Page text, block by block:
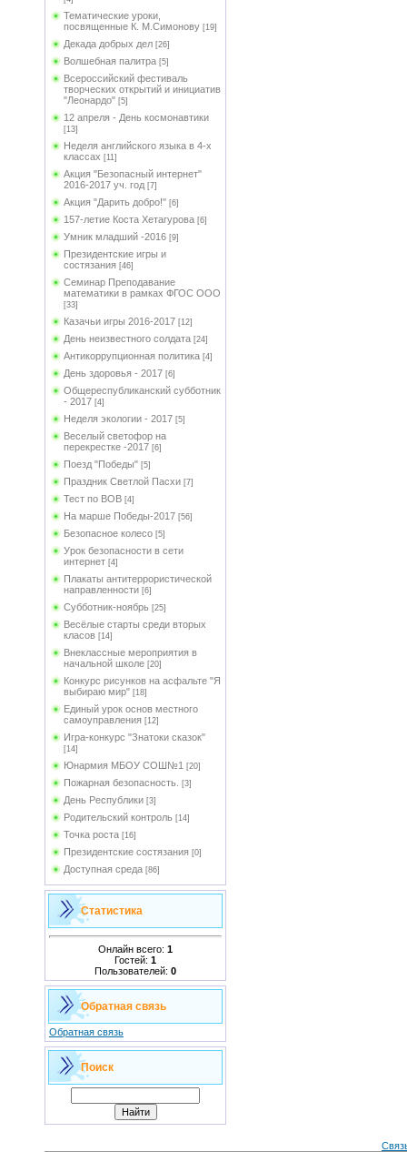
Тематические уроки,
посвященные К. М.Симонову [19]
Декада добрых дел [26]
Волшебная палитра [5]
Всероссийский фестиваль
творческих открытий и инициатив
"Леонардо" [5]
12 апреля - День космонавтики
[13]
Неделя английского языка в 4-х
классах [11]
Акция "Безопасный интернет"
2016-2017 уч. год [7]
Акция "Дарить добро!" [6]
157-летие Коста Хетагурова [6]
Умник младший -2016 [9]
Президентские игры и
состязания [46]
Семинар Преподавание
математики в рамках ФГОС ООО
[33]
Казачьи игры 2016-2017 [12]
День неизвестного солдата [24]
Антикоррупционная политика [4]
День здоровья - 2017 [6]
Общереспубликанский субботник
- 2017 [4]
Неделя экологии - 2017 [5]
Веселый светофор на
перекрестке -2017 [6]
Поезд "Победы" [5]
Праздник Светлой Пасхи [7]
Тест по ВОВ [4]
На марше Победы-2017 [56]
Безопасное колесо [5]
Урок безопасности в сети
интернет [4]
Плакаты антитеррористической
направленности [6]
Субботник-ноябрь [25]
Весёлые старты среди вторых
класов [14]
Внеклассные мероприятия в
начальной школе [20]
Конкурс рисунков на асфальте "Я
выбираю мир" [18]
Единый урок основ местного
самоуправления [12]
Игра-конкурс "Знатоки сказок"
[14]
Юнармия МБОУ СОШ№1 [20]
Пожарная безопасность. [3]
День Республики [3]
Родительский контроль [14]
Точка роста [16]
Президентские состязания [0]
Доступная среда [86]
Статистика
Онлайн всего: 1
Гостей: 1
Пользователей: 0
Обратная связь
Обратная связь
Поиск